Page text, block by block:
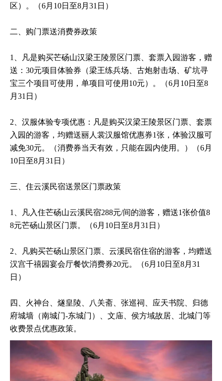
区）。（6月10日至8月31日）
二、购门票送消费券政策
1、凡是购买芒砀山汉梁王陵景区门票、套票入园游客，赠
送：30元项目体验券（梁王练兵场、古炮射击场、矿坑寻
宝三个项目可使用，单项目可使用10元）。（6月10日至8
月31日）
2、汉服体验专项优惠：凡是购买汉梁王陵景区门票、套票
入园的游客，均赠送丽人裳汉服馆优惠券1张，体验汉服可
减免30元。（消费券当天有效，只能在园内使用。）（6月
10日至8月31日）
三、住云溪民宿送景区门票政策
1、凡入住芒砀山云溪民宿288元/间的游客，赠送1张价值8
8元芒砀山景区门票。（6月10日至8月31日）
2、凡购买芒砀山景区门票、云溪民宿住宿的游客，均赠送
汉宫千禧园宴会厅餐饮消费券20元。（6月10日至8月31
日）
四、火神台、燧皇陵、八关斋、张巡祠、应天书院、归德
府城墙（南城门-东城门）、文庙、侯方域故居、北城门等
收费景点优惠政策。